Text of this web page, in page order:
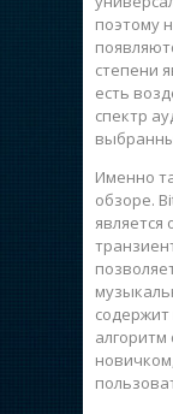
поэтому
степени
есть
спектр
Именно
обзоре.
является
алгоритм